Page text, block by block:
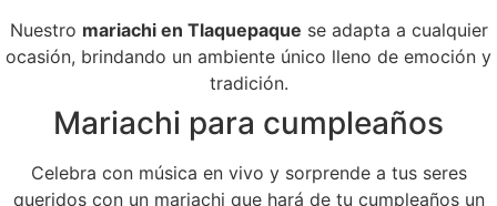
Nuestro mariachi en Tlaquepaque se adapta a cualquier
ocasión, brindando un ambiente único lleno de emoción y
tradición.
Mariachi para cumpleaños
Celebra con música en vivo y sorprende a tus seres
queridos con un mariachi que hará de tu cumpleaños un